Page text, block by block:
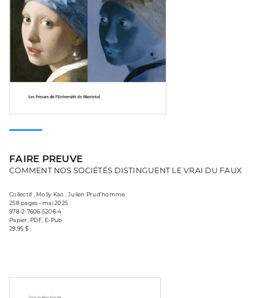
FAIRE PREUVE
COMMENT NOS SOCIÉTÉS DISTINGUENT LE VRAI DU FAUX
Collectif , Molly Kao , Julien Prud'homme
258 pages • mai 2025
978-2-7606-5206-4
Papier, PDF, E-Pub
29,95 $